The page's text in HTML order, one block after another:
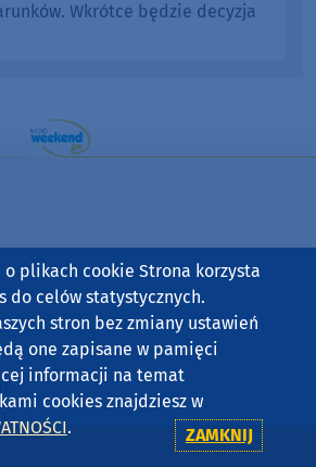
Wkrótce będzie decyzja
plikach cookie Strona korzysta
do celów statystycznych.
stron bez zmiany ustawień
one zapisane w pamięci
informacji na temat
cookies znajdziesz w
. ZAMKNIJ